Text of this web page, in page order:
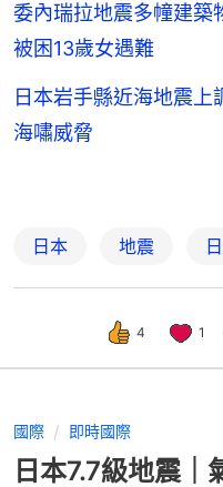
委內瑞拉地震多幢建
被困13歲女遇難
日本岩手縣近海地震
海嘯威脅
日本 地震
4 1
國際 即時國際
日本7.7級地震｜